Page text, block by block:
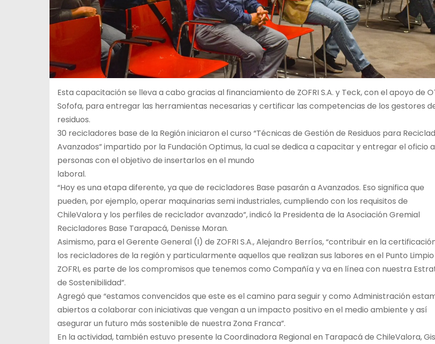
Esta capacitación se lleva a cabo gracias al financiamiento de ZOFRI S.A. y Teck, con el apoyo de
Sofofa, para entregar las herramientas necesarias y certificar las competencias de los gestores
residuos.
30 recicladores base de la Región iniciaron el curso “Técnicas de Gestión de Residuos para
Avanzados” impartido por la Fundación Optimus, la cual se dedica a capacitar y entregar el oficio
personas con el objetivo de insertarlos en el mundo
laboral.
“Hoy es una etapa diferente, ya que de recicladores Base pasarán a Avanzados. Eso significa que
pueden, por ejemplo, operar maquinarias semi industriales, cumpliendo con los requisitos de
ChileValora y los perfiles de reciclador avanzado”, indicó la Presidenta de la Asociación Gremial
Recicladores Base Tarapacá, Denisse Moran.
Asimismo, para el Gerente General (I) de ZOFRI S.A., Alejandro Berríos, “contribuir en la
los recicladores de la región y particularmente aquellos que realizan sus labores en el Punto
ZOFRI, es parte de los compromisos que tenemos como Compañía y va en línea con nuestra
de Sostenibilidad”.
Agregó que “estamos convencidos que este es el camino para seguir y como Administración
abiertos a colaborar con iniciativas que vengan a un impacto positivo en el medio ambiente y así
asegurar un futuro más sostenible de nuestra Zona Franca”.
En la actividad, también estuvo presente la Coordinadora Regional en Tarapacá de ChileValora,